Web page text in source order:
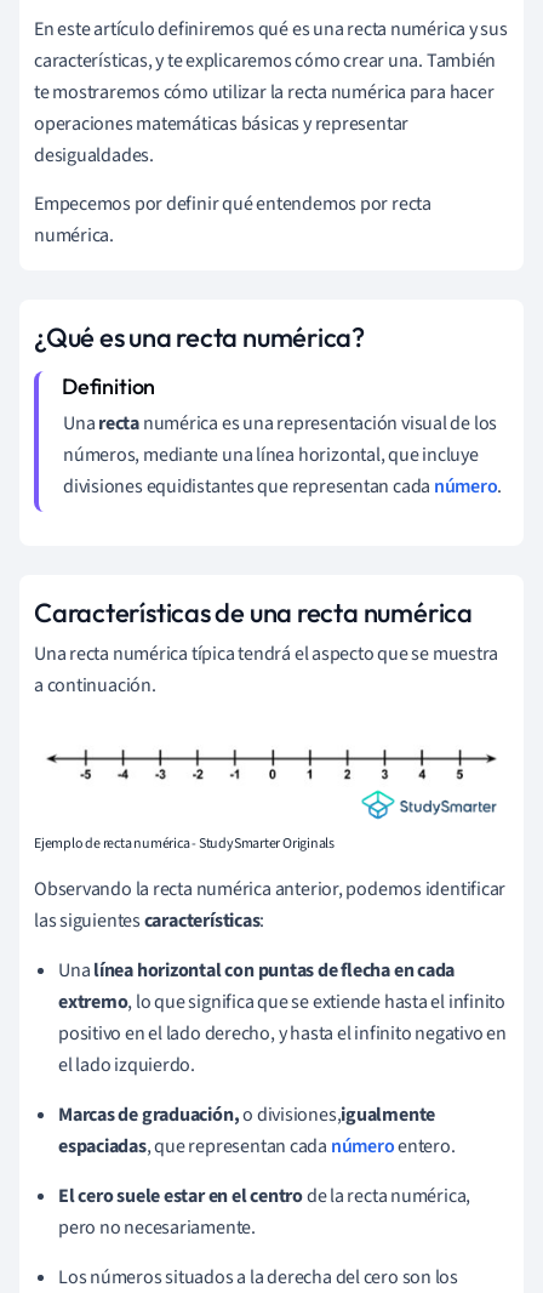
En este artículo definiremos qué es una recta numérica y sus
características, y te explicaremos cómo crear una. También
te mostraremos cómo utilizar la recta numérica para hacer
operaciones matemáticas básicas y representar
desigualdades.
Empecemos por definir qué entendemos por recta
numérica.
¿Qué es una recta numérica?
Unarectanumérica es una representación visual de los
números, mediante una línea horizontal, que incluye
divisiones equidistantes que representan cada número.
Características de una recta numérica
Una recta numérica típica tendrá el aspecto que se muestra
a continuación.
Ejemplo de recta numérica - StudySmarter Originals
Observando la recta numérica anterior, podemos identificar
las siguientescaracterísticas:
Unalínea horizontal con puntas de flecha en cada
extremo, lo que significa que se extiende hasta el infinito
positivo en el lado derecho, y hasta el infinito negativo en
el lado izquierdo.
Marcas de graduación,o divisiones,igualmente
espaciadas, que representan cada númeroentero.
El cero suele estar en el centrode la recta numérica,
pero no necesariamente.
Los números situados a la derecha del cero son los